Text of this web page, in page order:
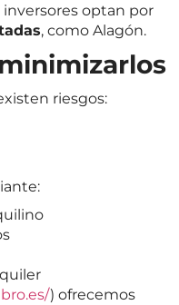
inversores optan por
, como Alagón.
riesgos:
) ofrecemos